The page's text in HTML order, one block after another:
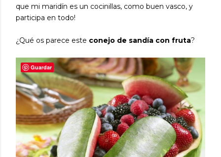
que mi maridín es un cocinillas, como buen vasco, y
participa en todo!
¿Qué os parece este conejo de sandía con fruta?
Guardar